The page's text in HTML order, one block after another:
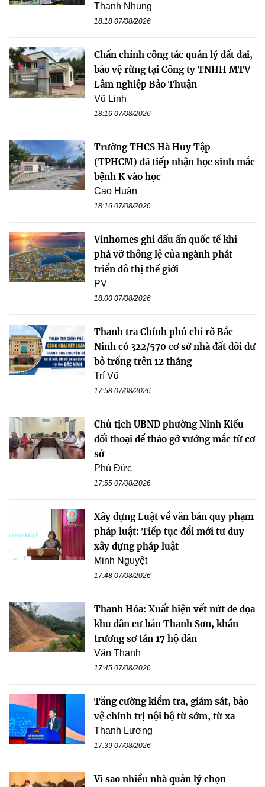
Thanh Nhung
18:18 07/08/2026
Chấn chỉnh công tác quản lý đất đai,
bảo vệ rừng tại Công ty TNHH MTV
Lâm nghiệp Bảo Thuận
Vũ Linh
18:16 07/08/2026
Trường THCS Hà Huy Tập
(TPHCM) đã tiếp nhận học sinh mắc
bệnh K vào học
Cao Huân
18:16 07/08/2026
Vinhomes ghi dấu ấn quốc tế khi
phá vỡ thông lệ của ngành phát
triển đô thị thế giới
PV
18:00 07/08/2026
Thanh tra Chính phủ chỉ rõ Bắc
Ninh có 322/570 cơ sở nhà đất dôi dư
bỏ trống trên 12 tháng
Trí Vũ
17:58 07/08/2026
Chủ tịch UBND phường Ninh Kiều
đối thoại để tháo gỡ vướng mắc từ cơ
sở
Phú Đức
17:55 07/08/2026
Xây dựng Luật về văn bản quy phạm
pháp luật: Tiếp tục đổi mới tư duy
xây dựng pháp luật
Minh Nguyệt
17:48 07/08/2026
Thanh Hóa: Xuất hiện vết nứt đe dọa
khu dân cư bản Thanh Sơn, khẩn
trương sơ tán 17 hộ dân
Văn Thanh
17:45 07/08/2026
Tăng cường kiểm tra, giám sát, bảo
vệ chính trị nội bộ từ sớm, từ xa
Thanh Lương
17:39 07/08/2026
Vì sao nhiều nhà quản lý chọn